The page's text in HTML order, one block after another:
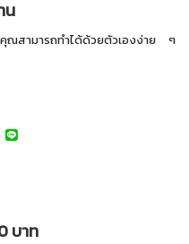
น
คุณสามารถทำได้ด้วยตัวเองง่าย ๆ
บาท